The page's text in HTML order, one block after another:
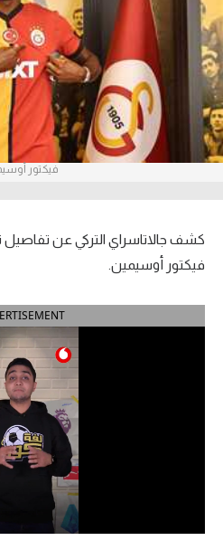
آراء حرة
ركن الألعاب
بطولات
أمريكا 2026
الدوري الإنجليزي الممتاز
الدوري الإسباني
الدوري السعودي للمحترفين
فيكتور
كشف جالاتاسراي التركي عن تفاصيل
فيكتور أوسيمين.